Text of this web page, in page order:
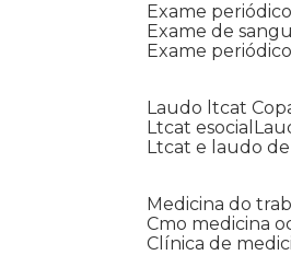
Exame
Exame de
Exame
Laudo ltcat
Ltcat esocial
Ltcat e laudo
Medicina do
Cmo medicina
Clínica de